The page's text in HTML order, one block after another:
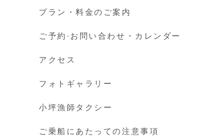
プラン・料金のご案内
ご予約·お問い合わせ・カレンダー
アクセス
フォトギャラリー
小坪漁師タクシー
ご乗船にあたっての注意事項